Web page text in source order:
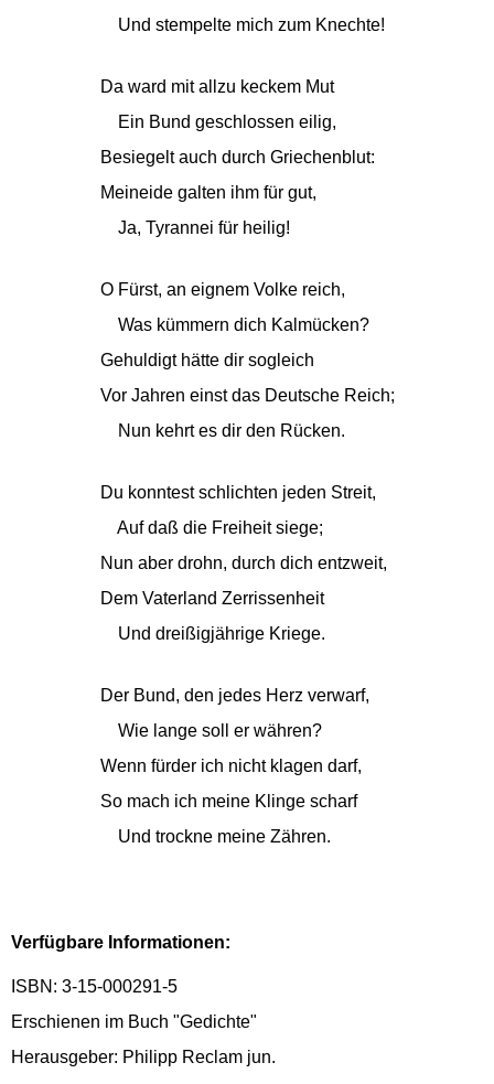
Und stempelte mich zum Knechte!
Da ward mit allzu keckem Mut
Ein Bund geschlossen eilig,
Besiegelt auch durch Griechenblut:
Meineide galten ihm für gut,
Ja, Tyrannei für heilig!
O Fürst, an eignem Volke reich,
Was kümmern dich Kalmücken?
Gehuldigt hätte dir sogleich
Vor Jahren einst das Deutsche Reich;
Nun kehrt es dir den Rücken.
Du konntest schlichten jeden Streit,
Auf daß die Freiheit siege;
Nun aber drohn, durch dich entzweit,
Dem Vaterland Zerrissenheit
Und dreißigjährige Kriege.
Der Bund, den jedes Herz verwarf,
Wie lange soll er währen?
Wenn fürder ich nicht klagen darf,
So mach ich meine Klinge scharf
Und trockne meine Zähren.
Verfügbare Informationen:
ISBN: 3-15-000291-5
Erschienen im Buch "Gedichte"
Herausgeber: Philipp Reclam jun.